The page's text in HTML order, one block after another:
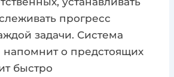
прогресс
задачи. Система
напомнит о предстоящих
быстро